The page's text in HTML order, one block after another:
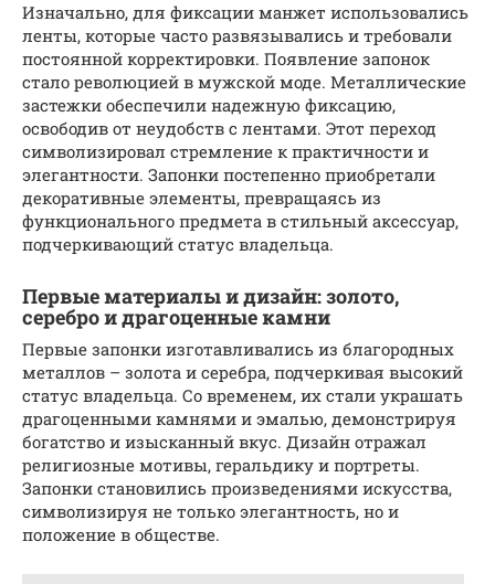
Изначально, для фиксации манжет использовались
ленты, которые часто развязывались и требовали
постоянной корректировки. Появление запонок
стало революцией в мужской моде. Металлические
застежки обеспечили надежную фиксацию,
освободив от неудобств с лентами. Этот переход
символизировал стремление к практичности и
элегантности. Запонки постепенно приобретали
декоративные элементы, превращаясь из
функционального предмета в стильный аксессуар,
подчеркивающий статус владельца.
Первые материалы и дизайн: золото,
серебро и драгоценные камни
Первые запонки изготавливались из благородных
металлов – золота и серебра, подчеркивая высокий
статус владельца. Со временем, их стали украшать
драгоценными камнями и эмалью, демонстрируя
богатство и изысканный вкус. Дизайн отражал
религиозные мотивы, геральдику и портреты.
Запонки становились произведениями искусства,
символизируя не только элегантность, но и
положение в обществе.